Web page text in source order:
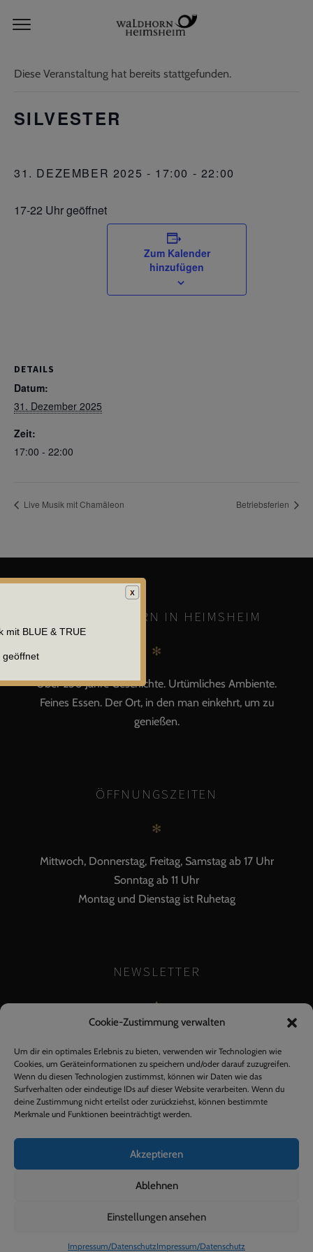
Cookie-Zustimmung verwalten
Um dir ein optimales Erlebnis zu bieten, verwenden wir Technologien wie
Cookies, um Geräteinformationen zu speichern und/oder darauf zuzugreifen.
Wenn du diesen Technologien zustimmst, können wir Daten wie das
Surfverhalten oder eindeutige IDs auf dieser Website verarbeiten. Wenn du
deine Zustimmung nicht erteilst oder zurückziehst, können bestimmte
Merkmale und Funktionen beeinträchtigt werden.
Akzeptieren
Ablehnen
Einstellungen ansehen
Impressum/DatenschutzImpressum/Datenschutz
« Alle Veranstaltungen
Diese Veranstaltung hat bereits stattgefunden.
SILVESTER
31. DEZEMBER 2025 - 17:00 - 22:00
17-22 Uhr geöffnet
Zum Kalender
hinzufügen
DETAILS
Datum:
31. Dezember 2025
Zeit:
17:00 - 22:00
Live Musik mit Chamäleon Betriebsferien
DAS WALDHORN IN HEIMSHEIM
✻
Über 250 Jahre Geschichte. Urtümliches Ambiente.
Feines Essen. Der Ort, in den man einkehrt, um zu
genießen.
ÖFFNUNGSZEITEN
✻
Mittwoch, Donnerstag, Freitag, Samstag ab 17 Uhr
Sonntag ab 11 Uhr
Montag und Dienstag ist Ruhetag
NEWSLETTER
✻
mit BLUE & TRUE
geöffnet